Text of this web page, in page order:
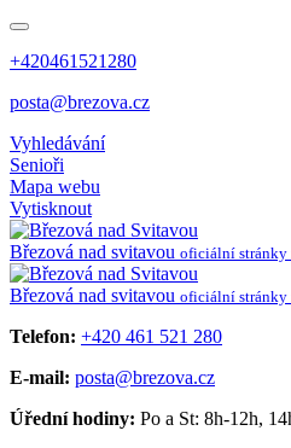
+420461521280
posta@brezova.cz
Vyhledávání
Senioři
Mapa webu
Vytisknout
Březová nad svitavou oficiální stránky
Březová nad svitavou oficiální stránky
Telefon: +420 461 521 280
E-mail: posta@brezova.cz
Úřední hodiny: Po a St: 8h-12h,